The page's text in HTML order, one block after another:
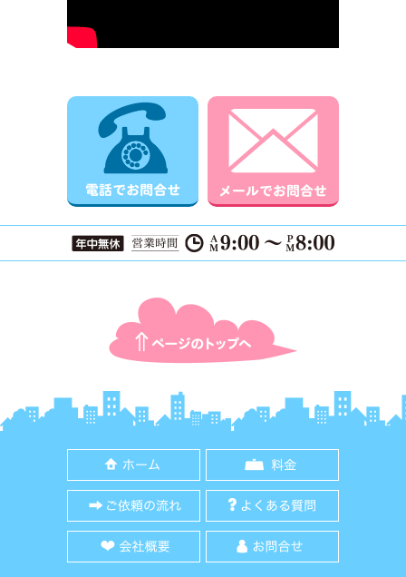
電話でお問合せ
ご依頼の流れ
会社概要